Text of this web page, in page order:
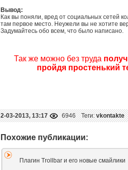
Вывод:
Как вы поняли, вред от социальных сетей
там первое место. Неужели вы не хотите
Задумайтесь обо всем, что было написано.
Так же можно без труда
пройдя простенький
2-03-2013, 13:17 6946 Теги:vkontakte
Плагин Trollbar и его новые смайлики